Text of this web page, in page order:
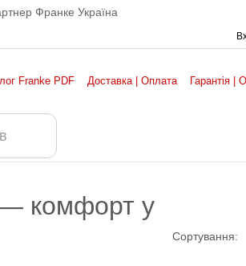
Франке Україна
Franke PDF Доставка | Оплата Гарантія |
— комфорт у
Сортування: